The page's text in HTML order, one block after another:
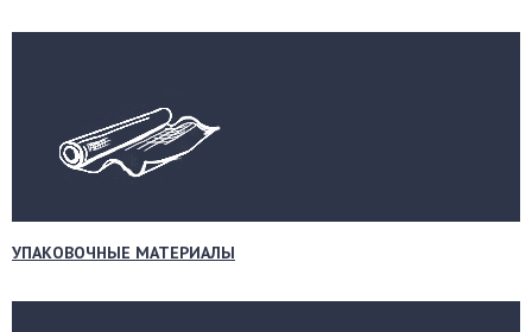
УПАКОВОЧНЫЕ МАТЕРИАЛЫ